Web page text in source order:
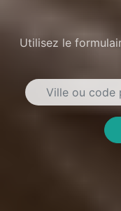
Utilisez le